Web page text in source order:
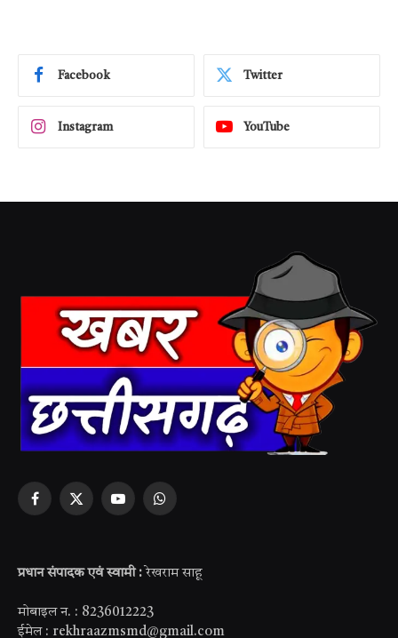
Facebook Twitter
Instagram YouTube
Facebook
X
YouTubeWhatsApp
प्रधान संपादक एवं स्वामी : रेखराम साहू
मोबाइल न. : 8236012223
ईमेल : rekhraazmsmd@gmail.com